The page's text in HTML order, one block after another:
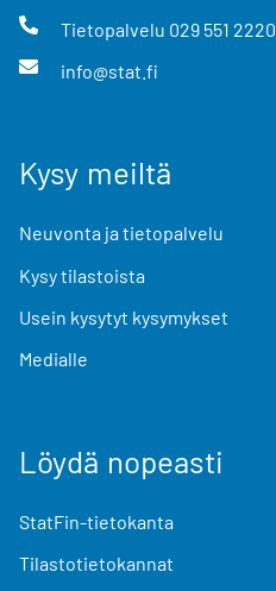
Tietopalvelu 029 551 2220
info@stat.fi
Kysy meiltä
Neuvonta ja tietopalvelu
Kysy tilastoista
Usein kysytyt kysymykset
Medialle
Löydä nopeasti
StatFin-tietokanta
Tilastotietokannat